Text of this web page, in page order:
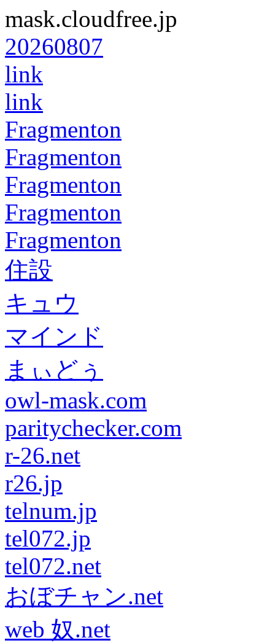
mask.cloudfree.jp
20260807
link
link
Fragmenton
Fragmenton
Fragmenton
Fragmenton
Fragmenton
住設
キュウ
マインド
まぃどぅ
owl-mask.com
paritychecker.com
r-26.net
r26.jp
telnum.jp
tel072.jp
tel072.net
おぼチャン.net
web 奴.net